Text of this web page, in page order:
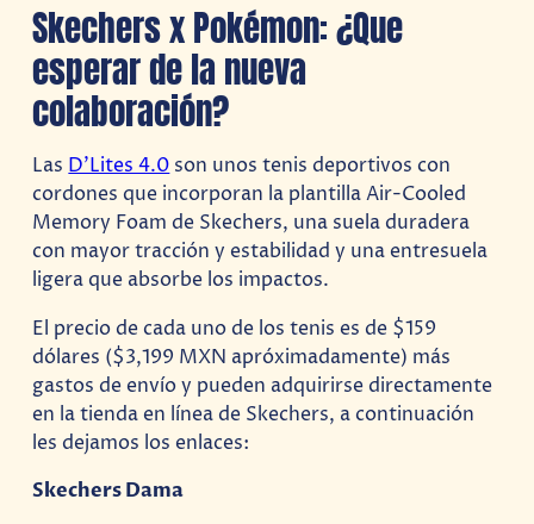
Skechers x Pokémon: ¿Que
esperar de la nueva
colaboración?
LasD’Lites 4.0son unos tenis deportivos con
cordones que incorporan la plantilla Air-Cooled
Memory Foam de Skechers, una suela duradera
con mayor tracción y estabilidad y una entresuela
ligera que absorbe los impactos.
El precio de cada uno de los tenis es de $159
dólares ($3,199 MXN apróximadamente) más
gastos de envío y pueden adquirirse directamente
en la tienda en línea de Skechers, a continuación
les dejamos los enlaces:
Skechers Dama